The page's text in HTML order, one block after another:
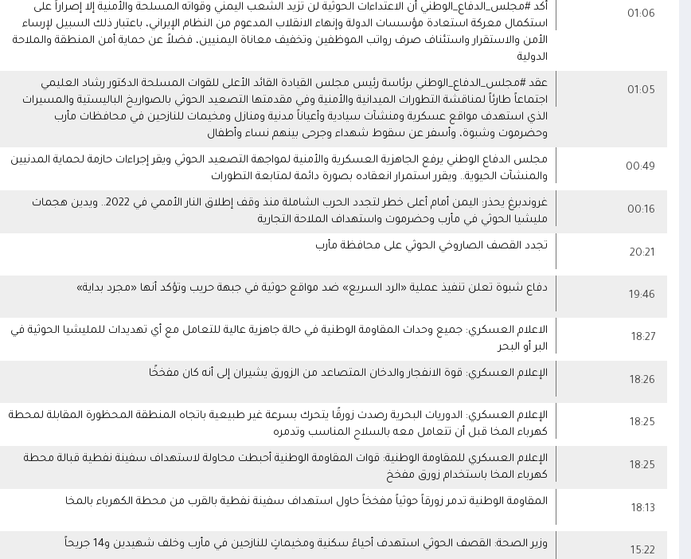
01:06
أكد #مجلس_الدفاع_الوطني أن الاعتداءات الحوثية لن تزيد الشعب اليمني وقواته المسلحة والأمنية إلا إصراراً على
استكمال معركة استعادة مؤسسات الدولة وإنهاء الانقلاب المدعوم من النظام الإيراني، باعتبار ذلك السبيل لإرساء
الأمن والاستقرار واستئناف صرف رواتب الموظفين وتخفيف معاناة اليمنيين، فضلاً عن حماية أمن المنطقة والملاحة
الدولية
01:05
عقد #مجلس_الدفاع_الوطني برئاسة رئيس مجلس القيادة القائد الأعلى للقوات المسلحة الدكتور رشاد العليمي
اجتماعاً طارئاً لمناقشة التطورات الميدانية والأمنية وفي مقدمتها التصعيد الحوثي بالصواريخ الباليستية والمسيرات
الذي استهدف مواقع عسكرية ومنشآت سيادية وأعياناً مدنية ومنازل ومخيمات للنازحين في محافظات مأرب
وحضرموت وشبوة، وأسفر عن سقوط شهداء وجرحى بينهم نساء وأطفال
00:49
مجلس الدفاع الوطني يرفع الجاهزية العسكرية والأمنية لمواجهة التصعيد الحوثي ويقر إجراءات حازمة لحماية المدنيين
والمنشآت الحيوية.. ويقرر استمرار انعقاده بصورة دائمة لمتابعة التطورات
00:16
غروندبرغ يحذر: اليمن أمام أعلى خطر لتجدد الحرب الشاملة منذ وقف إطلاق النار الأممي في 2022.. ويدين هجمات
مليشيا الحوثي في مأرب وحضرموت واستهداف الملاحة التجارية
20:21
تجدد القصف الصاروخي الحوثي على محافظة مأرب
19:46
دفاع شبوة تعلن تنفيذ عملية «الرد السريع» ضد مواقع حوثية في جبهة حريب وتؤكد أنها «مجرد بداية»
18:27
الاعلام العسكري: جميع وحدات المقاومة الوطنية في حالة جاهزية عالية للتعامل مع أي تهديدات للمليشيا الحوثية في
البر أو البحر
18:26
الإعلام العسكري: قوة الانفجار والدخان المتصاعد من الزورق يشيران إلى أنه كان مفخخًا
18:25
الإعلام العسكري: الدوريات البحرية رصدت زورقًا يتحرك بسرعة غير طبيعية باتجاه المنطقة المحظورة المقابلة لمحطة
كهرباء المخا قبل أن تتعامل معه بالسلاح المناسب وتدمره
18:25
الإعلام العسكري للمقاومة الوطنية: قوات المقاومة الوطنية أحبطت محاولة لاستهداف سفينة نفطية قبالة محطة
كهرباء المخا باستخدام زورق مفخخ
18:13
المقاومة الوطنية تدمر زورقاً حوثياً مفخخاً حاول استهداف سفينة نفطية بالقرب من محطة الكهرباء بالمخا
15:22
وزير الصحة: القصف الحوثي استهدف أحياءً سكنية ومخيماتٍ للنازحين في مأرب وخلف شهيدين و14 جريحاً